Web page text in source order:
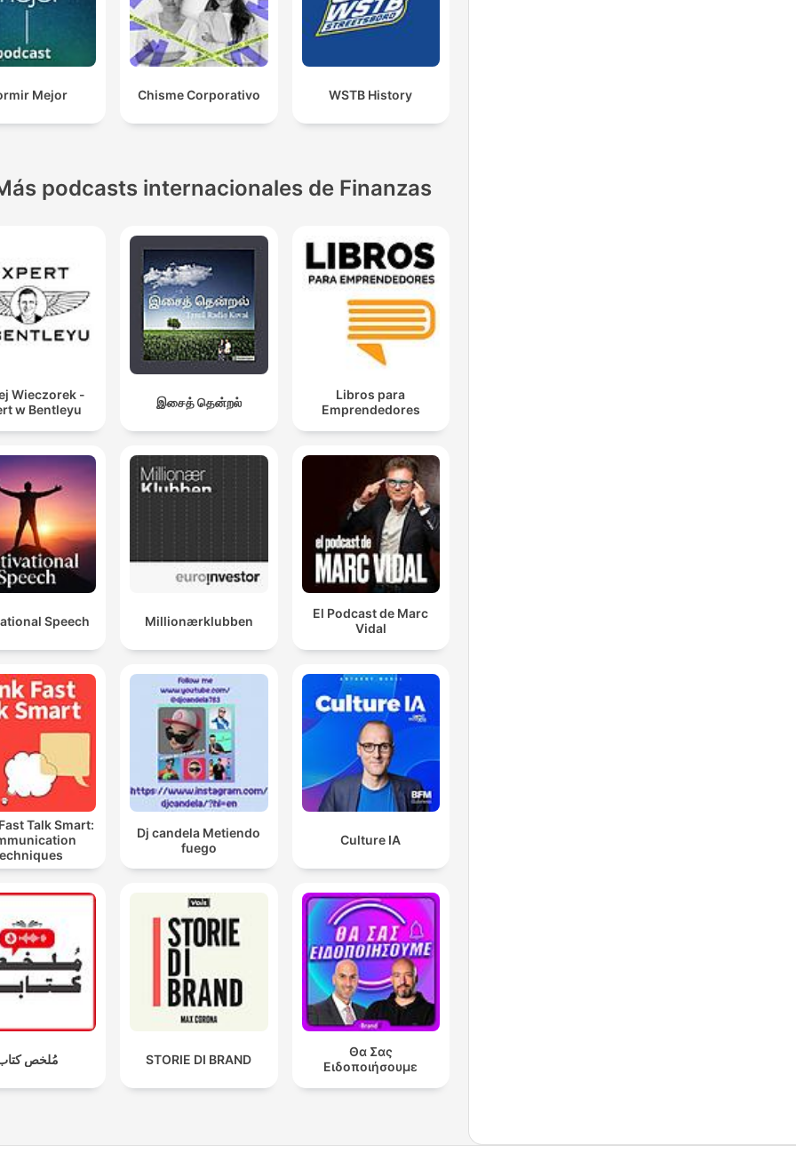
Mejor Chisme Corporativo WSTB History
podcasts internacionales de Finanzas
Wieczorek -
w Bentleyu
இசைத் தென்றல்
Libros para
Emprendedores
Speech Millionærklubben
El Podcast de Marc
Vidal
Talk Smart:
Dj candela Metiendo
fuego
Culture IA
مُلخص STORIE DI BRAND
Θα Σας
Ειδοποιήσουμε